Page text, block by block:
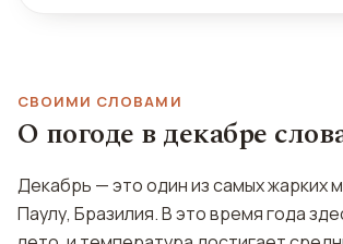
СВОИМИ СЛОВАМИ
О погоде в декабре
Декабрь — это один из самых жарких
Паулу, Бразилия. В это время года